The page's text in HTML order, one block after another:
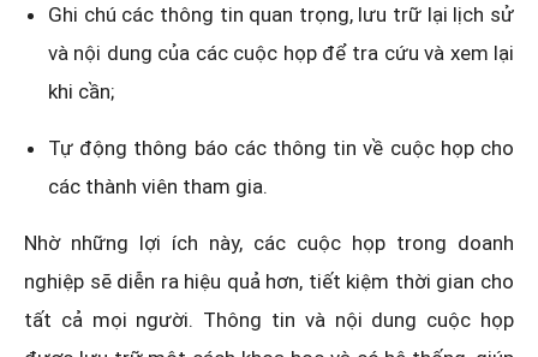
Ghi chú các thông tin quan trọng, lưu trữ lại lịch sử
và nội dung của các cuộc họp để tra cứu và xem lại
khi cần;
Tự động thông báo các thông tin về cuộc họp cho
các thành viên tham gia.
Nhờ những lợi ích này, các cuộc họp trong doanh
nghiệp sẽ diễn ra hiệu quả hơn, tiết kiệm thời gian cho
tất cả mọi người. Thông tin và nội dung cuộc họp